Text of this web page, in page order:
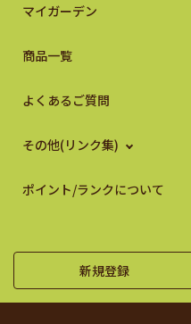
マイガーデン
商品一覧
よくあるご質問
その他(リンク集)
ポイント/ランクについて
新規登録